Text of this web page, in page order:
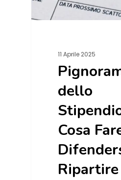
11 Aprile 2025
dello
Cosa
Ripartire